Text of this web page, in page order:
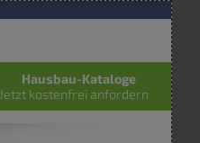
Hausbau-Kataloge
Jetzt kostenfrei anfordern